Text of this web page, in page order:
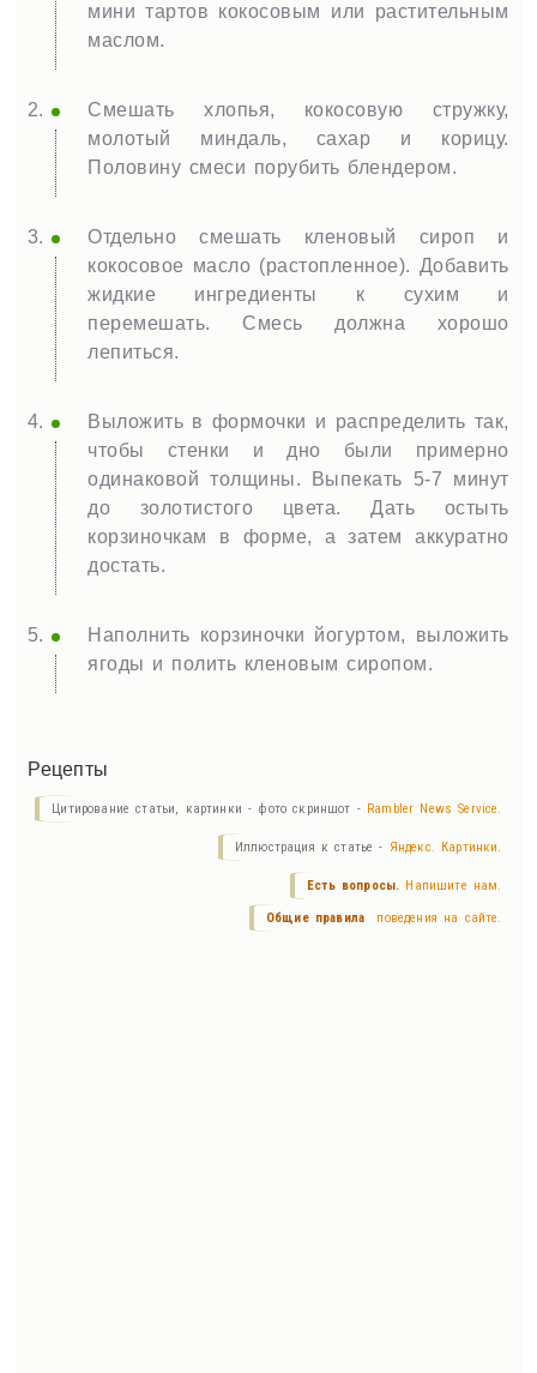
мини тартов кокосовым или растительным
маслом.
Смешать хлопья, кокосовую стружку,
молотый миндаль, сахар и корицу.
Половину смеси порубить блендером.
Отдельно смешать кленовый сироп и
кокосовое масло (растопленное). Добавить
жидкие ингредиенты к сухим и
перемешать. Смесь должна хорошо
лепиться.
Выложить в формочки и распределить так,
чтобы стенки и дно были примерно
одинаковой толщины. Выпекать 5-7 минут
до золотистого цвета. Дать остыть
корзиночкам в форме, а затем аккуратно
достать.
Наполнить корзиночки йогуртом, выложить
ягоды и полить кленовым сиропом.
Рецепты
Цитирование статьи, картинки - фото скриншот - Rambler News Service.
Иллюстрация к статье - Яндекс. Картинки.
Есть вопросы. Напишите нам.
Общие правила поведения на сайте.